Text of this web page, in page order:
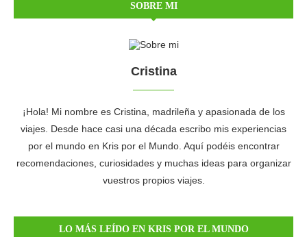
SOBRE MI
Cristina
¡Hola! Mi nombre es Cristina, madrileña y apasionada de los
viajes. Desde hace casi una década escribo mis experiencias
por el mundo en Kris por el Mundo. Aquí podéis encontrar
recomendaciones, curiosidades y muchas ideas para organizar
vuestros propios viajes.
LO MÁS LEÍDO EN KRIS POR EL MUNDO